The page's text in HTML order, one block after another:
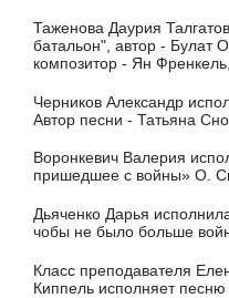
Таженова Даурия
батальон", автор - Булат
композитор - Ян
Черников Александр
Автор песни - Татьяна
Воронкевич Валерия
пришедшее с войны» О.
Дьяченко Дарья
чобы не было больше
Класс преподавателя
Киппель исполняет песню